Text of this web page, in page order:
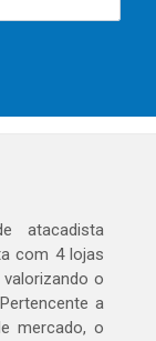
atacadista
com 4 lojas
o
a
mercado, o